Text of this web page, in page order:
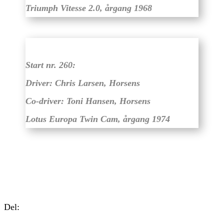
Triumph Vitesse 2.0, årgang 1968
Start nr. 260:
Driver: Chris Larsen, Horsens
Co-driver: Toni Hansen, Horsens
Lotus Europa Twin Cam, årgang 1974
Del: